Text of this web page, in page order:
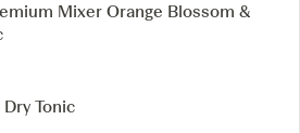
Mixer Orange Blossom &
Tonic